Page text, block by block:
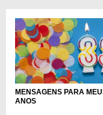
MENSAGENS PARA
ANOS